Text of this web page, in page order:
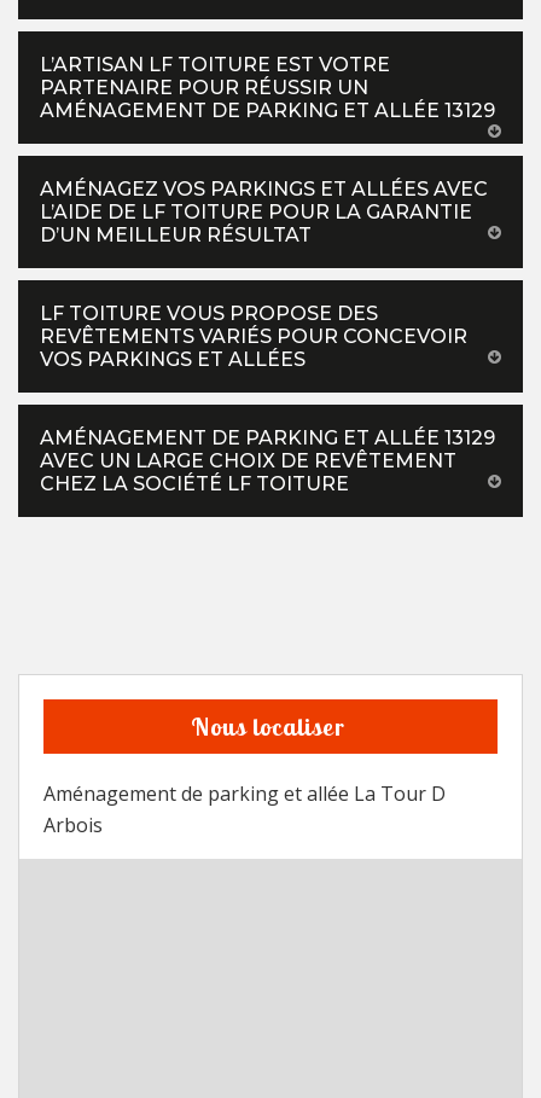
L’ARTISAN LF TOITURE EST VOTRE
PARTENAIRE POUR RÉUSSIR UN
AMÉNAGEMENT DE PARKING ET ALLÉE 13129
AMÉNAGEZ VOS PARKINGS ET ALLÉES AVEC
L’AIDE DE LF TOITURE POUR LA GARANTIE
D’UN MEILLEUR RÉSULTAT
LF TOITURE VOUS PROPOSE DES
REVÊTEMENTS VARIÉS POUR CONCEVOIR
VOS PARKINGS ET ALLÉES
AMÉNAGEMENT DE PARKING ET ALLÉE 13129
AVEC UN LARGE CHOIX DE REVÊTEMENT
CHEZ LA SOCIÉTÉ LF TOITURE
Nous localiser
Aménagement de parking et allée La Tour D
Arbois